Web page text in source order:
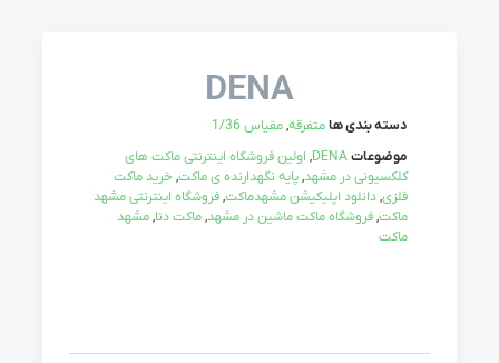
DENA
دسته بندی هامتفرقه,مقیاس 1/36
موضوعاتDENA
, اولین فروشگاه اینترنتی ماکت های
کلکسیونی در مشهد,پایه نگهدارنده ی ماکت, خرید ماکت
فلزی,دانلود اپلیکیشن مشهدماکت,فروشگاه اینترنتی مشهد
ماکت,فروشگاه ماکت ماشین در مشهد,ماکت دنا,مشهد
ماکت